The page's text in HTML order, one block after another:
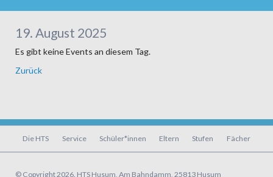
19. August 2025
Es gibt keine Events an diesem Tag.
Zurück
Navigation
Die HTS Service Schüler*innen Eltern Stufen Fächer
© Copyright 2026. HTS Husum, Am Bahndamm, 25813 Husum